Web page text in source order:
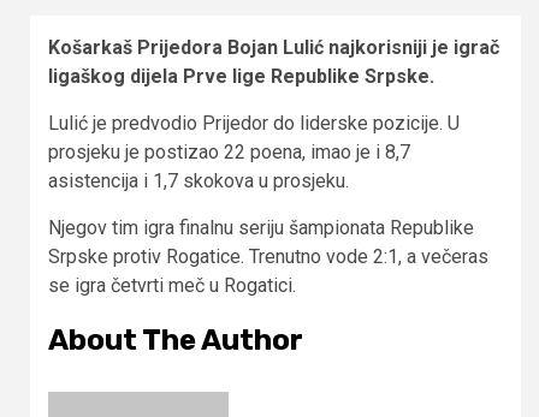
Košarkaš Prijedora Bojan Lulić najkorisniji je igrač
ligaškog dijela Prve lige Republike Srpske.
Lulić je predvodio Prijedor do liderske pozicije. U
prosjeku je postizao 22 poena, imao je i 8,7
asistencija i 1,7 skokova u prosjeku.
Njegov tim igra finalnu seriju šampionata Republike
Srpske protiv Rogatice. Trenutno vode 2:1, a večeras
se igra četvrti meč u Rogatici.
About The Author